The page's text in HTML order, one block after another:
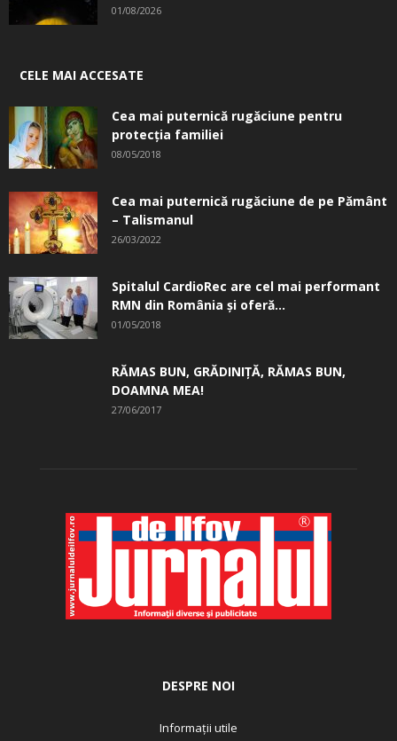
01/08/2026
CELE MAI ACCESATE
Cea mai puternică rugăciune pentru
protecția familiei
08/05/2018
Cea mai puternică rugăciune de pe Pământ
– Talismanul
26/03/2022
Spitalul CardioRec are cel mai performant
RMN din România și oferă...
01/05/2018
RĂMAS BUN, GRĂDINIŢĂ, ­RĂMAS BUN,
DOAMNA MEA!
27/06/2017
DESPRE NOI
Informații utile